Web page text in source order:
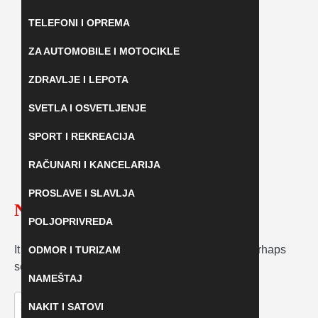
TELEFONI I OPREMA
ZA AUTOMOBILE I MOTOCIKLE
ZDRAVLJE I LEPOTA
SVETLA I OSVETLJENJE
SPORT I REKREACIJA
RAČUNARI I KANCELARIJA
PROSLAVE I SLAVLJA
POLJOPRIVREDA
ODMOR I TURIZAM
NAMEŠTAJ
NAKIT I SATOVI
Nothing Found
It seems we can’t find what you’re looking for. Perhaps
searching can help.